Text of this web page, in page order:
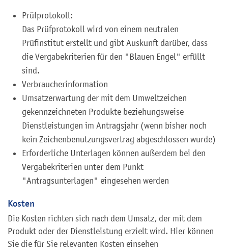
Prüfprotokoll:
Das Prüfprotokoll wird von einem neutralen
Prüfinstitut erstellt und gibt Auskunft darüber, dass
die Vergabekriterien für den "Blauen Engel" erfüllt
sind.
Verbraucherinformation
Umsatzerwartung der mit dem Umweltzeichen
gekennzeichneten Produkte beziehungsweise
Dienstleistungen im Antragsjahr (wenn bisher noch
kein Zeichenbenutzungsvertrag abgeschlossen wurde)
Erforderliche Unterlagen können außerdem bei den
Vergabekriterien unter dem Punkt
"Antragsunterlagen" eingesehen werden
Kosten
Die Kosten richten sich nach dem Umsatz, der mit dem
Produkt oder der Dienstleistung erzielt wird. Hier können
Sie die für Sie relevanten Kosten einsehen